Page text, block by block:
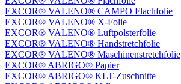
EXCOR® VALENO® CAMPO Flachfolie
EXCOR® VALENO® X-Folie
EXCOR® VALENO® Luftpolsterfolie
EXCOR® VALENO® Handstretchfolie
EXCOR® VALENO® Maschinenstretchfolie
EXCOR® ABRIGO® Papier
EXCOR® ABRIGO® KLT-Zuschnitte